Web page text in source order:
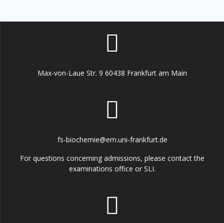
Max-von-Laue Str. 9 60438 Frankfurt am Main
fs-biochemie@em.uni-frankfurt.de
For questions concerning admissions, please contact the
examinations office or SLI.